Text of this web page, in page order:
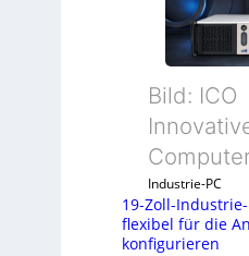
c
a
u
s
g
l
i
c
Bild: ICO
Industrie-PC
19-Zoll-
flexibel für die
konfigurieren